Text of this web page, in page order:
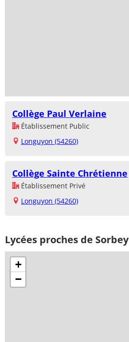
Collège Paul Verlaine
Établissement Public
Longuyon (54260)
Collège Sainte Chrétienne
Établissement Privé
Longuyon (54260)
Lycées proches de Sorbey
+
−